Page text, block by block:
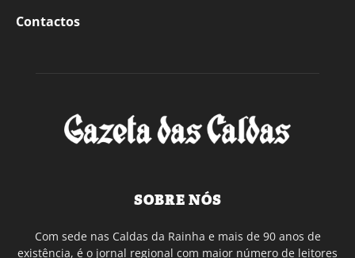
Contactos
SOBRE NÓS
Com sede nas Caldas da Rainha e mais de 90 anos de
existência, é o jornal regional com maior número de leitores